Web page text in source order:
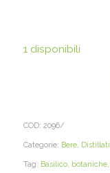
1 disponibili
COD: 2096/
Categorie: Bere, Distillati
Tag: Basilico, botaniche,